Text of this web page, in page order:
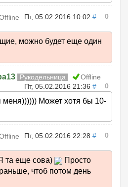
Пт, 05.02.2016 10:02 # 0
можно будет еще один
Рукодельница
Offline
Пт, 05.02.2016 21:36 # 0
меня)))))) Может хотя бы 10-
Пт, 05.02.2016 22:28 # 0
та еще сова)
Просто
чтоб потом день